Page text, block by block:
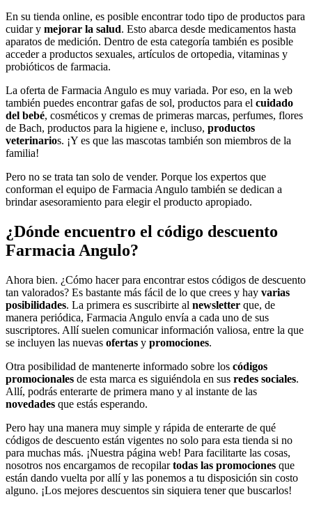
En su tienda online, es posible encontrar todo tipo de productos para
cuidar y mejorar la salud. Esto abarca desde medicamentos hasta
aparatos de medición. Dentro de esta categoría también es posible
acceder a productos sexuales, artículos de ortopedia, vitaminas y
probióticos de farmacia.
La oferta de Farmacia Angulo es muy variada. Por eso, en la web
también puedes encontrar gafas de sol, productos para el cuidado
del bebé, cosméticos y cremas de primeras marcas, perfumes, flores
de Bach, productos para la higiene e, incluso, productos
veterinarios. ¡Y es que las mascotas también son miembros de la
familia!
Pero no se trata tan solo de vender. Porque los expertos que
conforman el equipo de Farmacia Angulo también se dedican a
brindar asesoramiento para elegir el producto apropiado.
¿Dónde encuentro el código descuento
Farmacia Angulo?
Ahora bien. ¿Cómo hacer para encontrar estos códigos de descuento
tan valorados? Es bastante más fácil de lo que crees y hay varias
posibilidades. La primera es suscribirte al newsletter que, de
manera periódica, Farmacia Angulo envía a cada uno de sus
suscriptores. Allí suelen comunicar información valiosa, entre la que
se incluyen las nuevas ofertas y promociones.
Otra posibilidad de mantenerte informado sobre los códigos
promocionales de esta marca es siguiéndola en sus redes sociales.
Allí, podrás enterarte de primera mano y al instante de las
novedades que estás esperando.
Pero hay una manera muy simple y rápida de enterarte de qué
códigos de descuento están vigentes no solo para esta tienda si no
para muchas más. ¡Nuestra página web! Para facilitarte las cosas,
nosotros nos encargamos de recopilartodas las promociones que
están dando vuelta por allí y las ponemos a tu disposición sin costo
alguno. ¡Los mejores descuentos sin siquiera tener que buscarlos!